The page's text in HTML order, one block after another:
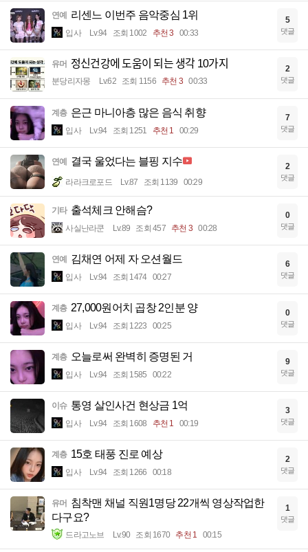
연예 리센느 이번주 음악중심 1위
입사 Lv.94 조회 1002 추천 3 00:33
5
댓글
유머 정신건강에 도움이 되는 생각 10가지
분당리자몽 Lv.62 조회 1156 추천 3 00:33
2
댓글
계층 은근 마니아층 많은 음식 취향
입사 Lv.94 조회 1251 추천 1 00:29
7
댓글
연예 결국 울었다는 블핑 지수
라라크로포드 Lv.87 조회 1139 00:29
2
댓글
기타 출석체크 안해슴?
사실난라쿤 Lv.89 조회 457 추천 3 00:28
0
댓글
연예 김채연 어제 자 오션월드
입사 Lv.94 조회 1474 00:27
6
댓글
계층 27,000원어치 곱창 2인분 양
입사 Lv.94 조회 1223 00:25
0
댓글
계층 오늘로써 완벽히 증명된 거
입사 Lv.94 조회 1585 00:22
9
댓글
이슈 통영 살인사건 현상금 1억
입사 Lv.94 조회 1608 추천 1 00:19
3
댓글
계층 15호 태풍 진로 예상
입사 Lv.94 조회 1266 00:18
2
댓글
유머 침착맨 채널 직원1명당 22개씩 영상작업한
다구요?
드라고노브 Lv.90 조회 1670 추천 1 00:15
1
댓글